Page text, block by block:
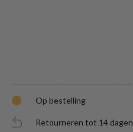
Op bestelling
Retourneren tot 14 dagen